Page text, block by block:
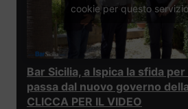
cookie per questo servizio
Bar Sicilia, a Ispica la sfida
passa dal nuovo governo
CLICCA PER IL VIDEO